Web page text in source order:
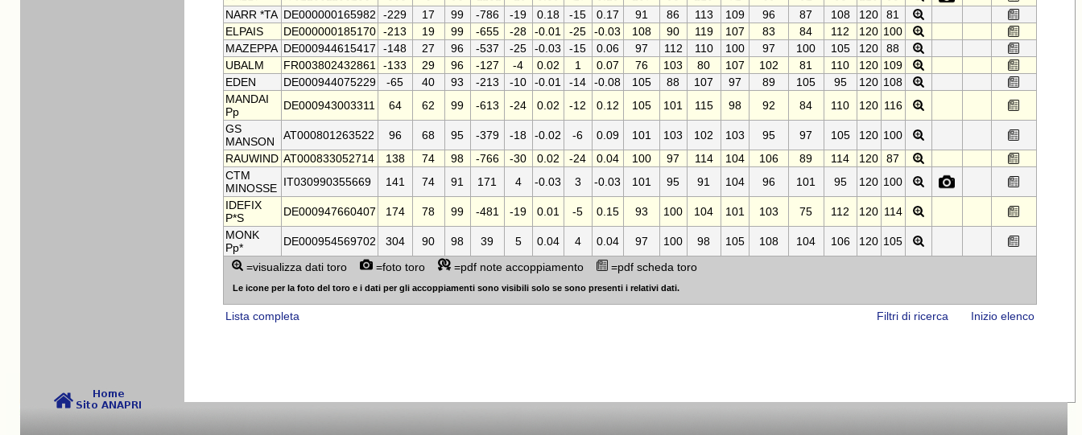
NARR *TA DE000000165982 -229 17 99 -786 -19 0.18 -15 0.17 91 86 113 109 96 87 108 120
81
ELPAIS
DE000000185170 -213 19 99 -655 -28 -0.01 -25 -0.03 108 90 119 107 83 84 112 120 100
MAZEPPA DE000944615417 -148 27 96 -537 -25 -0.03 -15 0.06 97 112 110 100 97 100 105 120
88
UBALM
FR003802432861 -133 29 96 -127 -4 0.02 1 0.07 76 103 80 107 102 81 110 120 109
EDEN
DE000944075229 -65 40 93 -213 -10 -0.01 -14 -0.08 105 88 107 97 89 105 95 120 108
MANDAI
Pp
DE000943003311 64 62 99 -613 -24 0.02 -12 0.12 105 101 115 98 92 84 110 120 116
GS
MANSON
AT000801263522 96 68 95 -379 -18 -0.02 -6 0.09 101 103 102 103 95 97 105 120 100
RAUWIND AT000833052714 138 74 98 -766 -30 0.02 -24 0.04 100 97 114 104 106 89 114 120
87
CTM
MINOSSE IT030990355669 141 74 91 171 4 -0.03 3 -0.03 101 95 91 104 96 101 95 120 100
IDEFIX
P*S
DE000947660407 174 78 99 -481 -19 0.01 -5 0.15 93 100 104 101 103 75 112 120 114
MONK
Pp*
DE000954569702 304 90 98 39 5 0.04 4 0.04 97 100 98 105 108 104 106 120 105
=visualizza dati toro
=foto toro =pdf note accoppiamento =pdf scheda toro
Le icone per la foto del toro e i dati per gli accoppiamenti sono visibili solo se sono presenti i relativi dati.
Lista completa Filtri di ricerca Inizio elenco